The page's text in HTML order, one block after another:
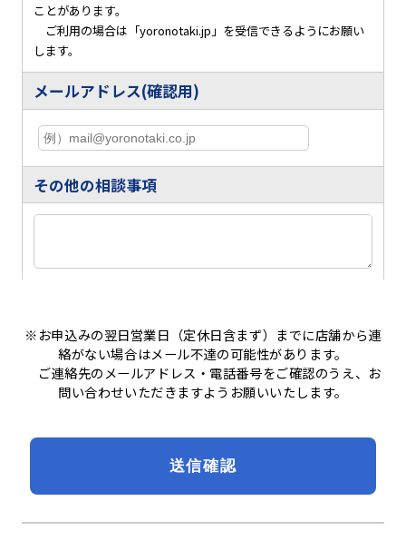
ことがあります。
ご利用の場合は「yoronotaki.jp」を受信できるようにお願い
します。
メールアドレス(確認用)
その他の相談事項
※お申込みの翌日営業日（定休日含まず）までに店舗から連
絡がない場合はメール不達の可能性があります。
ご連絡先のメールアドレス・電話番号をご確認のうえ、お
問い合わせいただきますようお願いいたします。